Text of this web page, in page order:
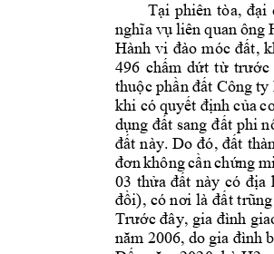
Tại phiên tòa, đại
nghĩa vụ liên quan ông
Hành vi đào móc đất,
496 chấm dứt từ trước
thuộc phần đất Công ty
khi có quyết định của
dụng đất sang đất phi
đất này. Do đó, đất
đơn không cần chứng
03 thửa đất này có địa
đồi), có nơi là đất
Trước đây, gia đình
năm 2006, do gia đình